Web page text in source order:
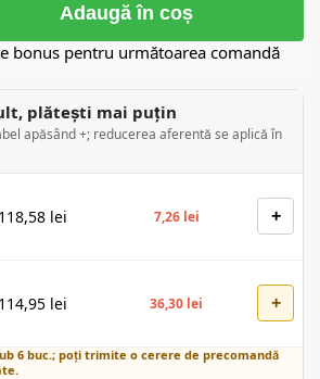
Adaugă în coș
bonus pentru următoarea comandă
plătești mai puțin
apăsând +; reducerea aferentă se aplică în
118,58 lei 7,26 lei +
114,95 lei 36,30 lei +
6 buc.; poți trimite o cerere de precomandă